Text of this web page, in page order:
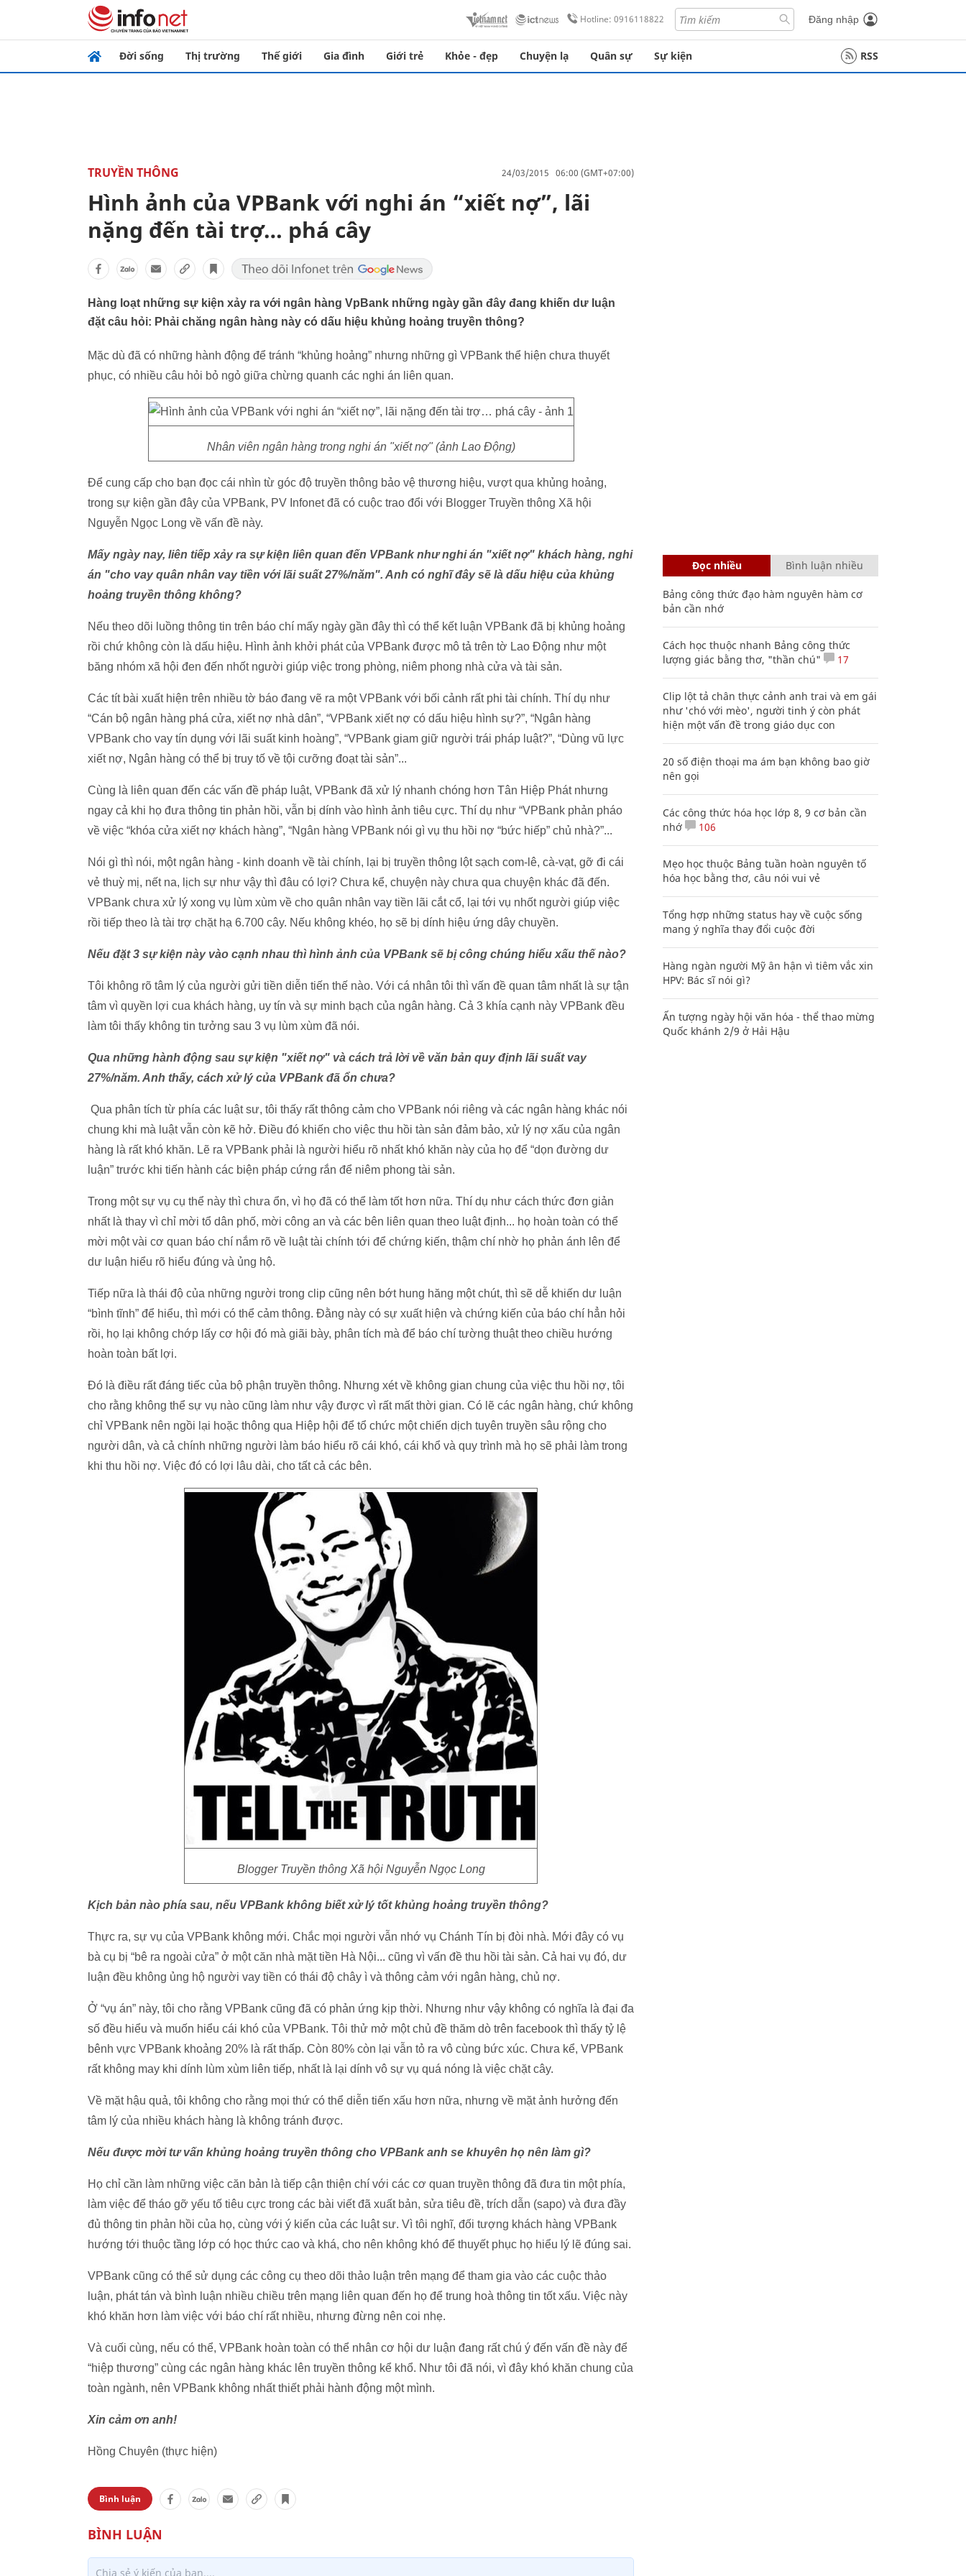
Hotline: 0916118822 Đăng nhập
Đời sống Thị trường Thế giới Gia đình Giới trẻ Khỏe - đẹp Chuyện lạ Quân sự Sự kiện RSS
TRUYỀN THÔNG 24/03/2015 06:00 (GMT+07:00)
Hình ảnh của VPBank với nghi án “xiết nợ”, lãi
nặng đến tài trợ… phá cây
Hàng loạt những sự kiện xảy ra với ngân hàng VpBank những ngày gần đây đang khiến dư luận
đặt câu hỏi: Phải chăng ngân hàng này có dấu hiệu khủng hoảng truyền thông?
Mặc dù đã có những hành động để tránh “khủng hoảng” nhưng những gì VPBank thể hiện chưa thuyết
phục, có nhiều câu hỏi bỏ ngỏ giữa chừng quanh các nghi án liên quan.
Nhân viên ngân hàng trong nghi án "xiết nợ" (ảnh Lao Động)
Để cung cấp cho bạn đọc cái nhìn từ góc độ truyền thông bảo vệ thương hiệu, vượt qua khủng hoảng,
trong sự kiện gần đây của VPBank, PV Infonet đã có cuộc trao đổi với Blogger Truyền thông Xã hội
Nguyễn Ngọc Long về vấn đề này.
Mấy ngày nay, liên tiếp xảy ra sự kiện liên quan đến VPBank như nghi án "xiết nợ" khách hàng, nghi
án "cho vay quân nhân vay tiền với lãi suất 27%/năm". Anh có nghĩ đây sẽ là dấu hiệu của khủng
hoảng truyền thông không?
Nếu theo dõi luồng thông tin trên báo chí mấy ngày gần đây thì có thể kết luận VPBank đã bị khủng hoảng
rồi chứ không còn là dấu hiệu. Hình ảnh khởi phát của VPBank được mô tả trên tờ Lao Động như một
băng nhóm xã hội đen đến nhốt người giúp việc trong phòng, niêm phong nhà cửa và tài sản.
Các tít bài xuất hiện trên nhiều tờ báo đang vẽ ra một VPBank với bối cảnh rất phi tài chính. Thí dụ như
“Cán bộ ngân hàng phá cửa, xiết nợ nhà dân”, “VPBank xiết nợ có dấu hiệu hình sự?”, “Ngân hàng
VPBank cho vay tín dụng với lãi suất kinh hoàng”, “VPBank giam giữ người trái pháp luật?”, “Dùng vũ lực
xiết nợ, Ngân hàng có thể bị truy tố về tội cưỡng đoạt tài sản”...
Cùng là liên quan đến các vấn đề pháp luật, VPBank đã xử lý nhanh chóng hơn Tân Hiệp Phát nhưng
ngay cả khi họ đưa thông tin phản hồi, vẫn bị dính vào hình ảnh tiêu cực. Thí dụ như “VPBank phản pháo
về việc “khóa cửa xiết nợ khách hàng”, “Ngân hàng VPBank nói gì vụ thu hồi nợ “bức hiếp” chủ nhà?”...
Nói gì thì nói, một ngân hàng - kinh doanh về tài chính, lại bị truyền thông lột sạch com-lê, cà-vạt, gỡ đi cái
vẻ thuỳ mị, nết na, lịch sự như vậy thì đâu có lợi? Chưa kể, chuyện này chưa qua chuyện khác đã đến.
VPBank chưa xử lý xong vụ lùm xùm về cho quân nhân vay tiền lãi cắt cổ, lại tới vụ nhốt người giúp việc
rồi tiếp theo là tài trợ chặt hạ 6.700 cây. Nếu không khéo, họ sẽ bị dính hiệu ứng dây chuyền.
Nếu đặt 3 sự kiện này vào cạnh nhau thì hình ảnh của VPBank sẽ bị công chúng hiểu xấu thế nào?
Tôi không rõ tâm lý của người gửi tiền diễn tiến thế nào. Với cá nhân tôi thì vấn đề quan tâm nhất là sự tận
tâm vì quyền lợi cua khách hàng, uy tín và sự minh bạch của ngân hàng. Cả 3 khía cạnh này VPBank đều
làm tôi thấy không tin tưởng sau 3 vụ lùm xùm đã nói.
Qua những hành động sau sự kiện "xiết nợ" và cách trả lời về văn bản quy định lãi suất vay
27%/năm. Anh thấy, cách xử lý của VPBank đã ổn chưa?
Qua phân tích từ phía các luật sư, tôi thấy rất thông cảm cho VPBank nói riêng và các ngân hàng khác nói
chung khi mà luật vẫn còn kẽ hở. Điều đó khiến cho việc thu hồi tàn sản đảm bảo, xử lý nợ xấu của ngân
hàng là rất khó khăn. Lẽ ra VPBank phải là người hiểu rõ nhất khó khăn này của họ để “dọn đường dư
luận” trước khi tiến hành các biện pháp cứng rắn để niêm phong tài sản.
Trong một sự vụ cụ thể này thì chưa ổn, vì họ đã có thể làm tốt hơn nữa. Thí dụ như cách thức đơn giản
nhất là thay vì chỉ mời tổ dân phố, mời công an và các bên liên quan theo luật định... họ hoàn toàn có thể
mời một vài cơ quan báo chí nắm rõ về luật tài chính tới để chứng kiến, thậm chí nhờ họ phản ánh lên để
dư luận hiểu rõ hiểu đúng và ủng hộ.
Tiếp nữa là thái độ của những người trong clip cũng nên bớt hung hăng một chút, thì sẽ dễ khiến dư luận
“bình tĩnh” để hiểu, thì mới có thể cảm thông. Đằng này có sự xuất hiện và chứng kiến của báo chí hẳn hỏi
rồi, họ lại không chớp lấy cơ hội đó mà giãi bày, phân tích mà để báo chí tường thuật theo chiều hướng
hoàn toàn bất lợi.
Đó là điều rất đáng tiếc của bộ phận truyền thông. Nhưng xét về không gian chung của việc thu hồi nợ, tôi
cho rằng không thể sự vụ nào cũng làm như vậy được vì rất mất thời gian. Có lẽ các ngân hàng, chứ không
chỉ VPBank nên ngồi lại hoặc thông qua Hiệp hội để tổ chức một chiến dịch tuyên truyền sâu rộng cho
người dân, và cả chính những người làm báo hiểu rõ cái khó, cái khổ và quy trình mà họ sẽ phải làm trong
khi thu hồi nợ. Việc đó có lợi lâu dài, cho tất cả các bên.
Blogger Truyền thông Xã hội Nguyễn Ngọc Long
Kịch bản nào phía sau, nếu VPBank không biết xử lý tốt khủng hoảng truyền thông?
Thực ra, sự vụ của VPBank không mới. Chắc mọi người vẫn nhớ vụ Chánh Tín bị đòi nhà. Mới đây có vụ
bà cụ bị “bê ra ngoài cửa” ở một căn nhà mặt tiền Hà Nội... cũng vì vấn đề thu hồi tài sản. Cả hai vụ đó, dư
luận đều không ủng hộ người vay tiền có thái độ chây ì và thông cảm với ngân hàng, chủ nợ.
Ở “vụ án” này, tôi cho rằng VPBank cũng đã có phản ứng kịp thời. Nhưng như vậy không có nghĩa là đại đa
số đều hiểu và muốn hiểu cái khó của VPBank. Tôi thử mở một chủ đề thăm dò trên facebook thì thấy tỷ lệ
bênh vực VPBank khoảng 20% là rất thấp. Còn 80% còn lại vẫn tỏ ra vô cùng bức xúc. Chưa kể, VPBank
rất không may khi dính lùm xùm liên tiếp, nhất là lại dính vô sự vụ quá nóng là việc chặt cây.
Về mặt hậu quả, tôi không cho rằng mọi thứ có thể diễn tiến xấu hơn nữa, nhưng về mặt ảnh hưởng đến
tâm lý của nhiều khách hàng là không tránh được.
Nếu được mời tư vấn khủng hoảng truyền thông cho VPBank anh se khuyên họ nên làm gì?
Họ chỉ cần làm những việc căn bản là tiếp cận thiện chí với các cơ quan truyền thông đã đưa tin một phía,
làm việc để tháo gỡ yếu tố tiêu cực trong các bài viết đã xuất bản, sửa tiêu đề, trích dẫn (sapo) và đưa đầy
đủ thông tin phản hồi của họ, cùng với ý kiến của các luật sư. Vì tôi nghĩ, đối tượng khách hàng VPBank
hướng tới thuộc tầng lớp có học thức cao và khá, cho nên không khó để thuyết phục họ hiểu lý lẽ đúng sai.
VPBank cũng có thể sử dụng các công cụ theo dõi thảo luận trên mạng để tham gia vào các cuộc thảo
luận, phát tán và bình luận nhiều chiều trên mạng liên quan đến họ để trung hoà thông tin tốt xấu. Việc này
khó khăn hơn làm việc với báo chí rất nhiều, nhưng đừng nên coi nhẹ.
Và cuối cùng, nếu có thể, VPBank hoàn toàn có thể nhân cơ hội dư luận đang rất chú ý đến vấn đề này để
“hiệp thương” cùng các ngân hàng khác lên truyền thông kể khổ. Như tôi đã nói, vì đây khó khăn chung của
toàn ngành, nên VPBank không nhất thiết phải hành động một mình.
Xin cảm ơn anh!
Hồng Chuyên (thực hiện)
Bình luận
Đọc nhiều Bình luận nhiều
Bảng công thức đạo hàm nguyên hàm cơ
bản cần nhớ
Cách học thuộc nhanh Bảng công thức
lượng giác bằng thơ, "thần chú"
17
Clip lột tả chân thực cảnh anh trai và em gái
như 'chó với mèo', người tinh ý còn phát
hiện một vấn đề trong giáo dục con
20 số điện thoại ma ám bạn không bao giờ
nên gọi
Các công thức hóa học lớp 8, 9 cơ bản cần
nhớ
106
Mẹo học thuộc Bảng tuần hoàn nguyên tố
hóa học bằng thơ, câu nói vui vẻ
Tổng hợp những status hay về cuộc sống
mang ý nghĩa thay đổi cuộc đời
Hàng ngàn người Mỹ ân hận vì tiêm vắc xin
HPV: Bác sĩ nói gì?
Ấn tượng ngày hội văn hóa - thể thao mừng
Quốc khánh 2/9 ở Hải Hậu